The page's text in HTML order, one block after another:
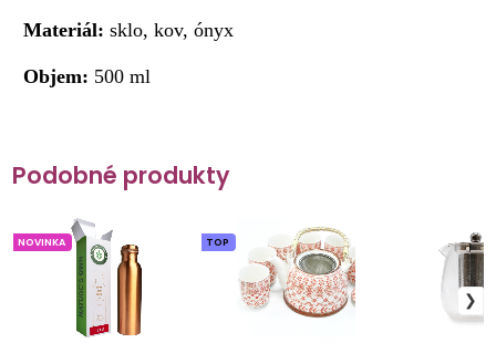
Materiál: sklo, kov, ónyx
Objem: 500 ml
Podobné produkty
NOVINKA TOP